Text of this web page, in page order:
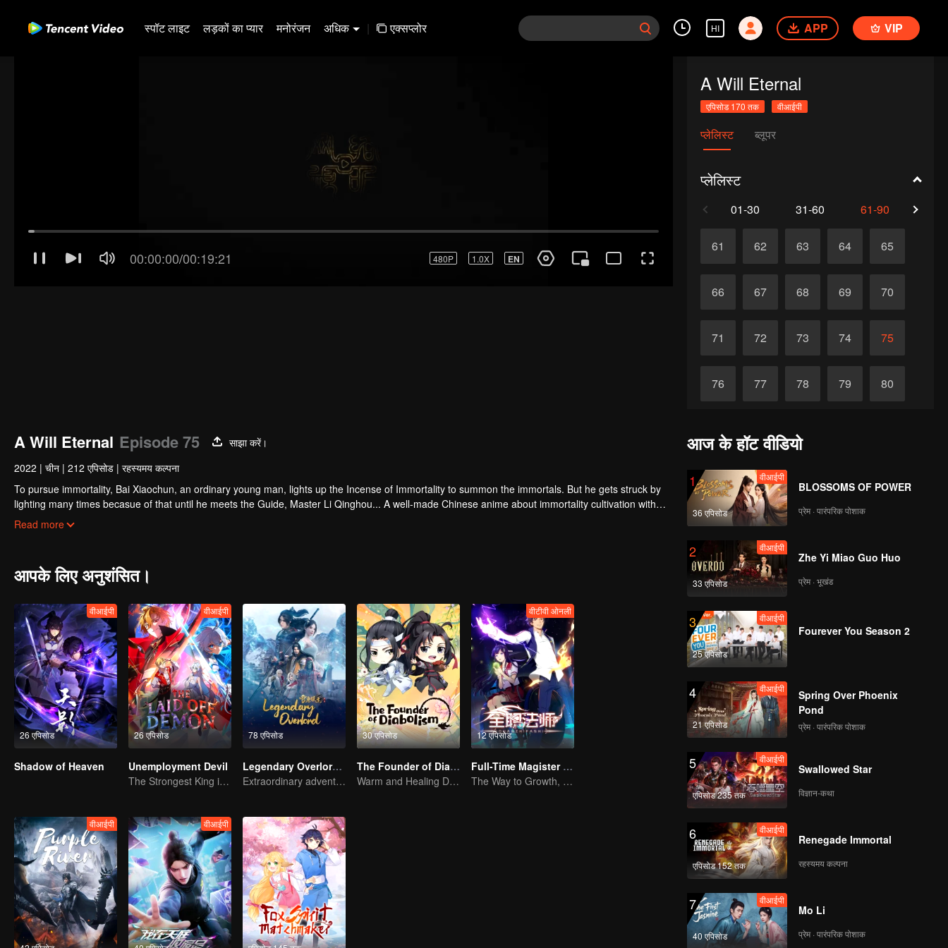
स्पॉट लाइट लड़कों का प्यार मनोरंजन अधिक | एक्सप्लोर HI APP VIP
A Will Eternal
एपिसोड 170 तक वीआईपी
प्लेलिस्ट ब्लूपर
प्लेलिस्ट
01-30 31-60 61-90
61 62 63 64 65
66 67 68 69 70
71 72 73 74 75
76 77 78 79 80
86 87
A Will Eternal Episode 75
साझा करें।
2022 | चीन | 212 एपिसोड | रहस्यमय कल्पना
To pursue immortality, Bai Xiaochun, an ordinary young man, lights up the Incense of Immortality to summon the immortals. But he gets struck by
lighting many times becasue of that until he meets the Guide, Master Li Qinghou... A well-made Chinese anime about immortality cultivation with
numerous fun plots. Come and watch it to fill your summer with joy.
Read more
आपके लिए अनुशंसित।
26 एपिसोड
वीआईपी
Shadow of Heaven
26 एपिसोड
वीआईपी
Unemployment Devil
The Strongest King in the Demon World Suddenly Gets Laid Off?
78 एपिसोड
Legendary Overlord S2
Extraordinary adventure, a teenager reborn from adversity.
30 एपिसोड
The Founder of Diabolism Q
Warm and Healing Daily Life
12 एपिसोड
वीटीवी ओनली
Full-Time Magister SS1
The Way to Growth, Encouragement and Self-improvement
वीआईपी वीआईपी
आज के हॉट वीडियो
1
36 एपिसोड
वीआईपी
BLOSSOMS OF POWER
प्रेम · पारंपरिक पोशाक
2
33 एपिसोड
वीआईपी
Zhe Yi Miao Guo Huo
प्रेम · भूखंड
3
25 एपिसोड
वीआईपी
Fourever You Season 2
4
21 एपिसोड
वीआईपी
Spring Over Phoenix
Pond
प्रेम · पारंपरिक पोशाक
5
एपिसोड 235 तक
वीआईपी
Swallowed Star
विज्ञान-कथा
6
एपिसोड 152 तक
वीआईपी
Renegade Immortal
रहस्यमय कल्पना
7
40 एपिसोड
वीआईपी
Mo Li
प्रेम · पारंपरिक पोशाक